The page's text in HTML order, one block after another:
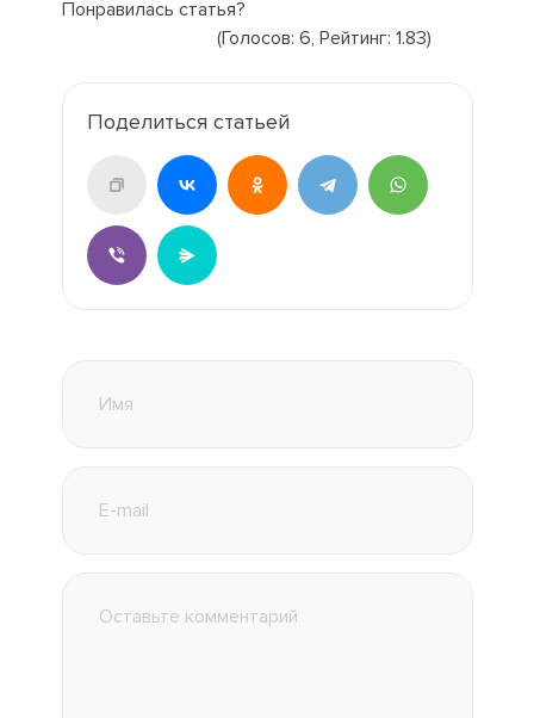
Понравилась статья?
(Голосов: 6, Рейтинг: 1.83)
Поделиться статьей